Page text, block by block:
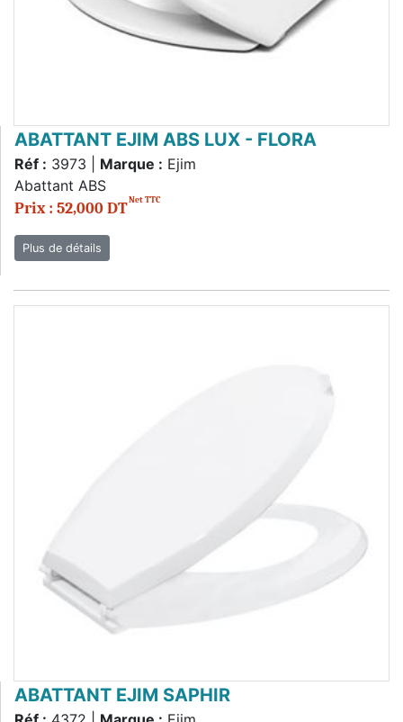
ABATTANT EJIM ABS LUX - FLORA
Réf : 3973 | Marque : Ejim
Abattant ABS
Prix : 52,000 DTNet TTC
Plus de détails
ABATTANT EJIM SAPHIR